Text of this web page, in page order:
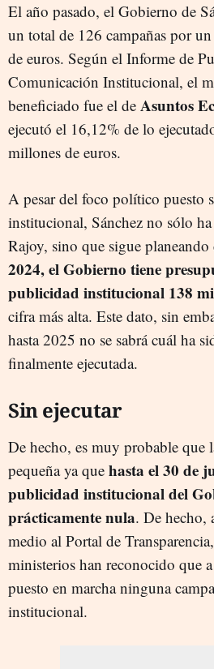
El año pasado, el Gobierno de
un total de 126 campañas por
de euros. Según el Informe de
Comunicación Institucional, el
beneficiado fue el de Asuntos
ejecutó el 16,12% de lo
millones de euros.
A pesar del foco político puesto
institucional, Sánchez no sólo
Rajoy, sino que sigue planeando
2024, el Gobierno tiene
publicidad institucional 138
cifra más alta. Este dato, sin
hasta 2025 no se sabrá cuál ha
finalmente ejecutada.
Sin ejecutar
De hecho, es muy probable que
pequeña ya que hasta el 30 de
publicidad institucional del
prácticamente nula. De hecho,
medio al Portal de
ministerios han reconocido que
puesto en marcha ninguna
institucional.